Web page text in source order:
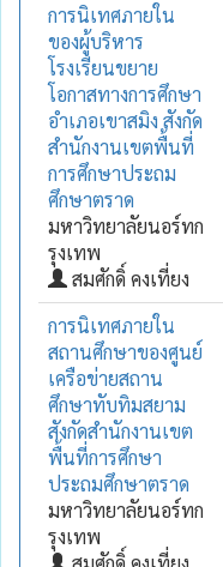
การนิเทศภายใน
ของผู้บริหาร
โรงเรียนขยาย
โอกาสทางการศึกษา
อำเภอเขาสมิง สังกัด
สำนักงานเขตพื้นที่
การศึกษาประถม
ศึกษาตราด
มหาวิทยาลัยนอร์ทก
รุงเทพ
สมศักดิ์ คงเที่ยง
การนิเทศภายใน
สถานศึกษาของศูนย์
เครือข่ายสถาน
ศึกษาทับทิมสยาม
สังกัดสำนักงานเขต
พื้นที่การศึกษา
ประถมศึกษาตราด
มหาวิทยาลัยนอร์ทก
รุงเทพ